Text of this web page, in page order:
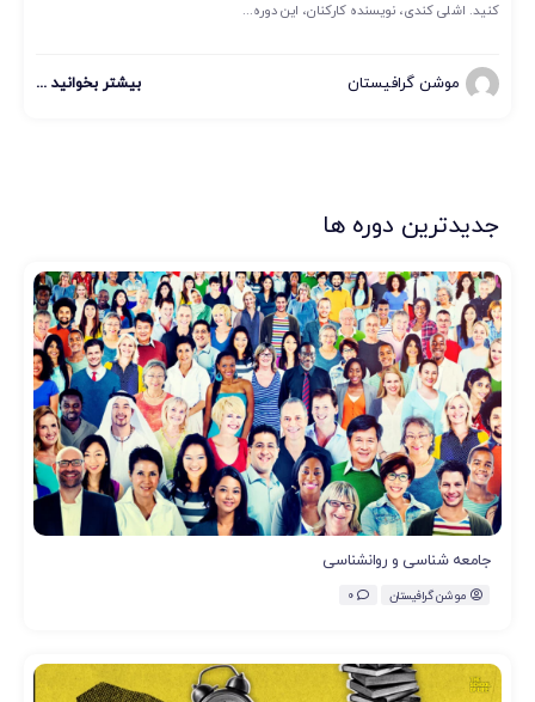
کنید. اشلی کندی، نویسنده کارکنان، این دوره...
موشن گرافیستان بیشتر بخوانید ...
جدیدترین دوره ها
جامعه شناسی و روانشناسی
موشن گرافیستان 0